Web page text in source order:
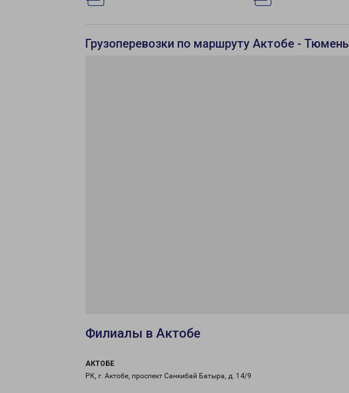
Грузоперевозки по маршруту Актобе - Тюмень
Филиалы в Актобе
АКТОБЕ
РК, г. Актобе, проспект Санкибай Батыра, д. 14/9